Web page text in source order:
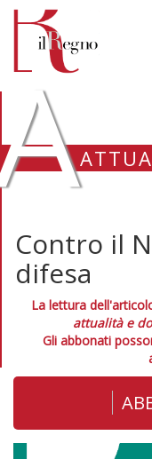
Contro il
difesa
La lettura
attualità e
Gli abbonati